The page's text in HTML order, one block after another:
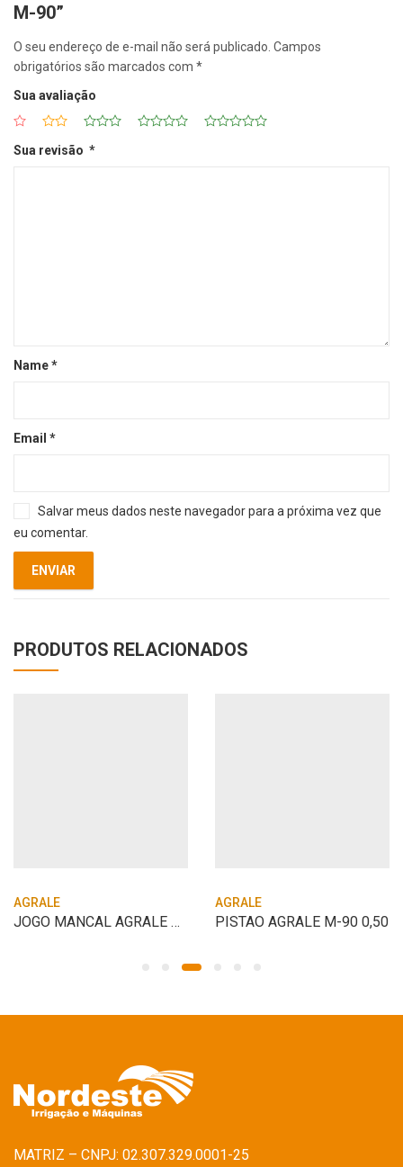
M-90”
O seu endereço de e-mail não será publicado. Campos
obrigatórios são marcados com *
Sua avaliação
Sua revisão *
Name*
Email *
Salvar meus dados neste navegador para a próxima vez que
eu comentar.
PRODUTOS RELACIONADOS
AGRALE
JOGO MANCAL AGRALE M-790 1,00 FIXO
AGRALE
PISTAO AGRALE M-90 0,50
MATRIZ – CNPJ: 02.307.329.0001-25